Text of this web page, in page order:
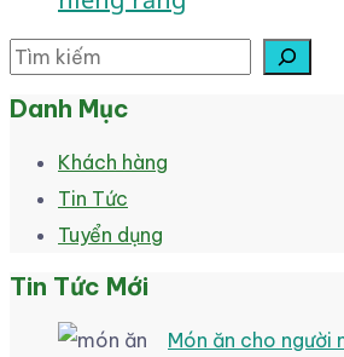
Tìm kiếm
Danh Mục
Khách hàng
Tin Tức
Tuyển dụng
Tin Tức Mới
Món ăn cho người